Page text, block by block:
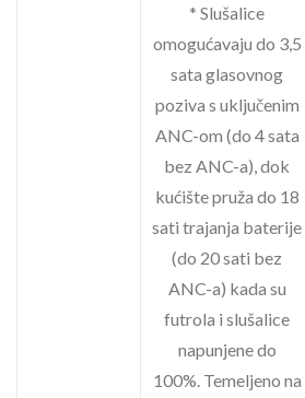
* Slušalice
omogućavaju do 3,5
sata glasovnog
poziva s uključenim
ANC-om (do 4 sata
bez ANC-a), dok
kućište pruža do 18
sati trajanja baterije
(do 20 sati bez
ANC-a) kada su
futrola i slušalice
napunjene do
100%. Temeljeno na